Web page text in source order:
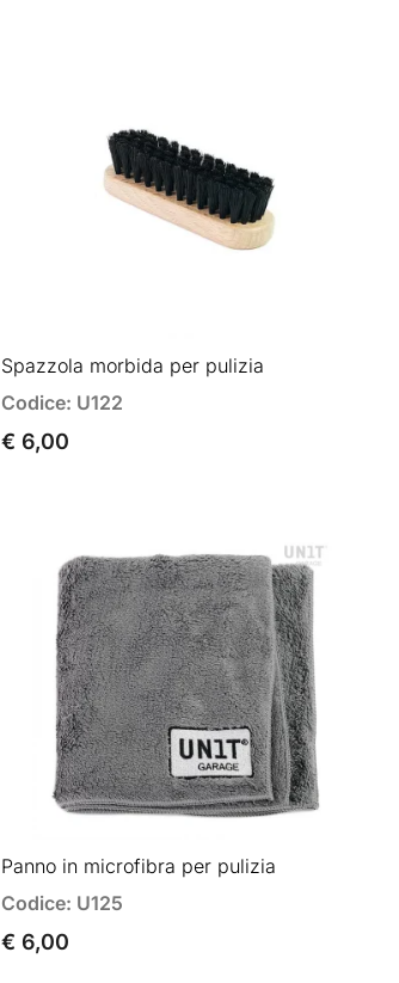
Spazzola morbida per pulizia
Codice: U122
€ 6,00
Panno in microfibra per pulizia
Codice: U125
€ 6,00